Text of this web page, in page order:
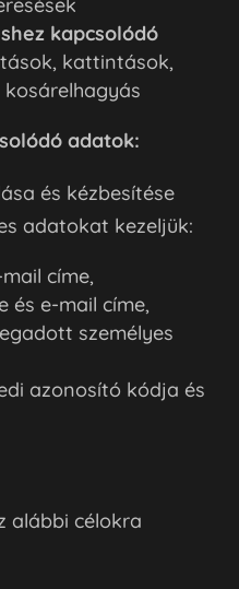
kapcsolódó
kattintások,
adatok:
és kézbesítése
adatokat kezeljük:
címe,
és e-mail címe,
személyes
azonosító kódja és
alábbi célokra